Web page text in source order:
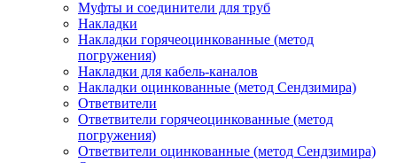
Муфты и соединители для труб
Накладки
Накладки горячеоцинкованные (метод
погружения)
Накладки для кабель-каналов
Накладки оцинкованные (метод Сендзимира)
Ответвители
Ответвители горячеоцинкованные (метод
погружения)
Ответвители оцинкованные (метод Сендзимира)